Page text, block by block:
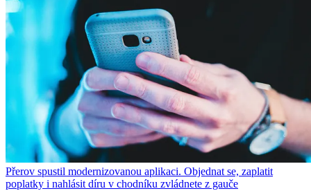
Přerov spustil modernizovanou aplikaci. Objednat se, zaplatit
poplatky i nahlásit díru v chodníku zvládnete z gauče